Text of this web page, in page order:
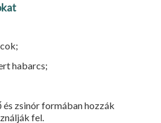
habarcs;
és zsinór formá­ban hozzák
fel.